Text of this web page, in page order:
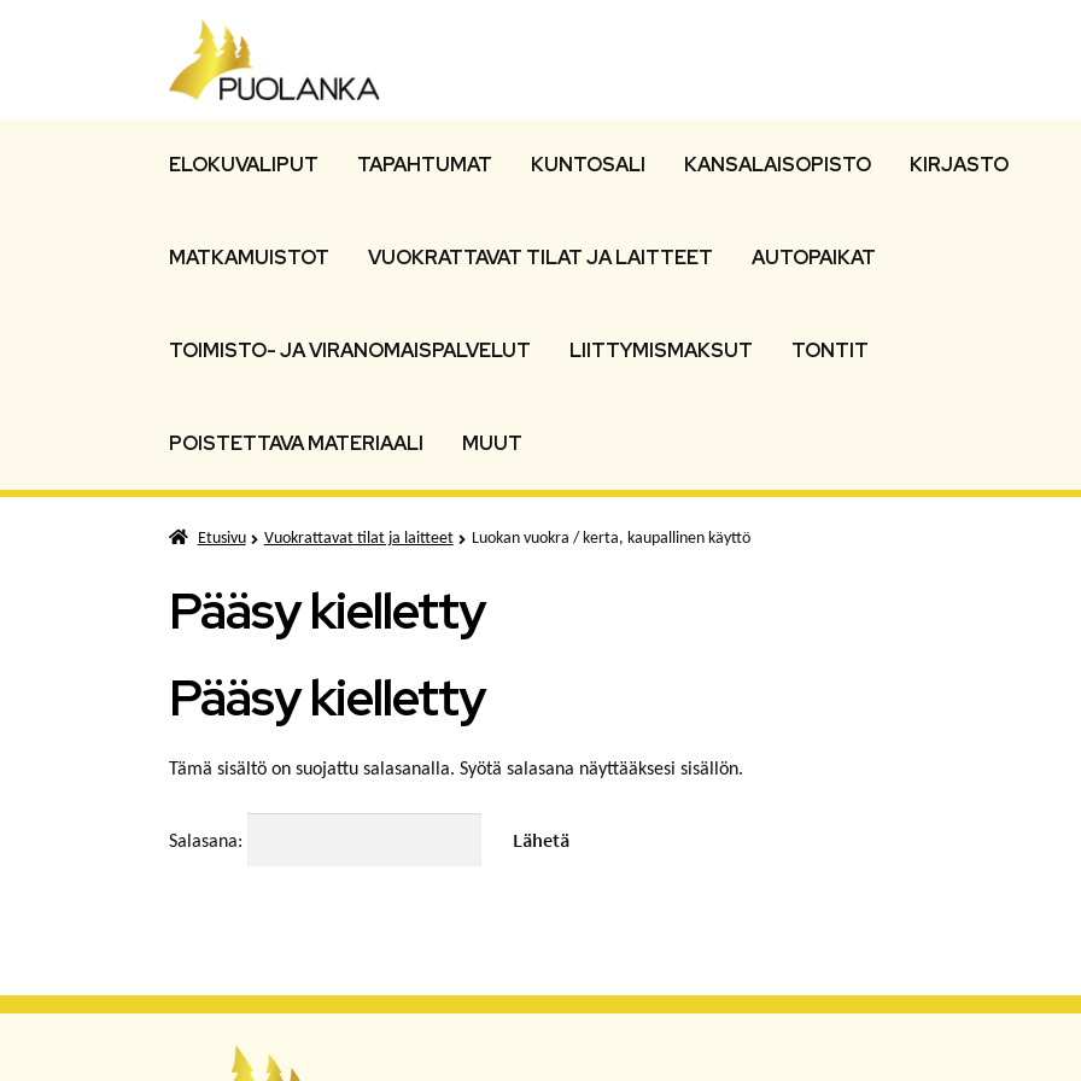
Siirry
navigointiin
Siirry
sisältöön
ELOKUVALIPUT TAPAHTUMAT KUNTOSALI KANSALAISOPISTO KIRJASTO
MATKAMUISTOT VUOKRATTAVAT TILAT JA LAITTEET AUTOPAIKAT
TOIMISTO- JA VIRANOMAISPALVELUT LIITTYMISMAKSUT TONTIT
POISTETTAVA MATERIAALI MUUT
Etusivu Vuokrattavat tilat ja laitteet Luokan vuokra / kerta, kaupallinen käyttö
Pääsy kielletty
Pääsy kielletty
Tämä sisältö on suojattu salasanalla. Syötä salasana näyttääksesi sisällön.
Salasana: